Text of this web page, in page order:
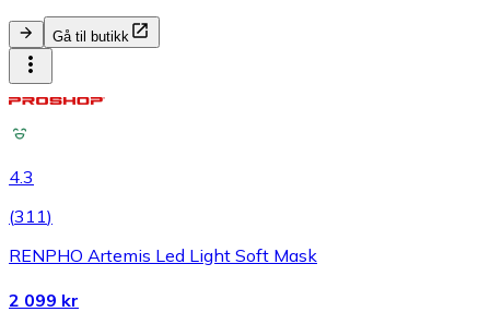
Gå til butikk
4.3
(311)
RENPHO Artemis Led Light Soft Mask
2 099 kr